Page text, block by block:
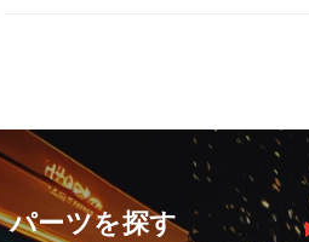
パーツを探す